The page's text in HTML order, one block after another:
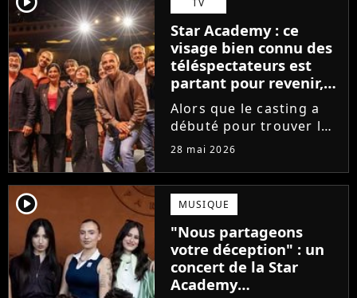
chanteur livre une
facette plus fragile de
sa personnalité....
TV
Star Academy : ce
visage bien connu des
téléspectateurs est
partant pour revenir,
sauf que la place est
déjà prise
Alors que le casting a
débuté pour trouver les
prochains Pierre
Ambre, une professeure
emblématique de la Star
Academy se positionne
pour enseigner le chant
aux...
28 mai 2026
player2 MUSIQUE
"Nous partageons
votre déception" : un
concert de la Star
Academy